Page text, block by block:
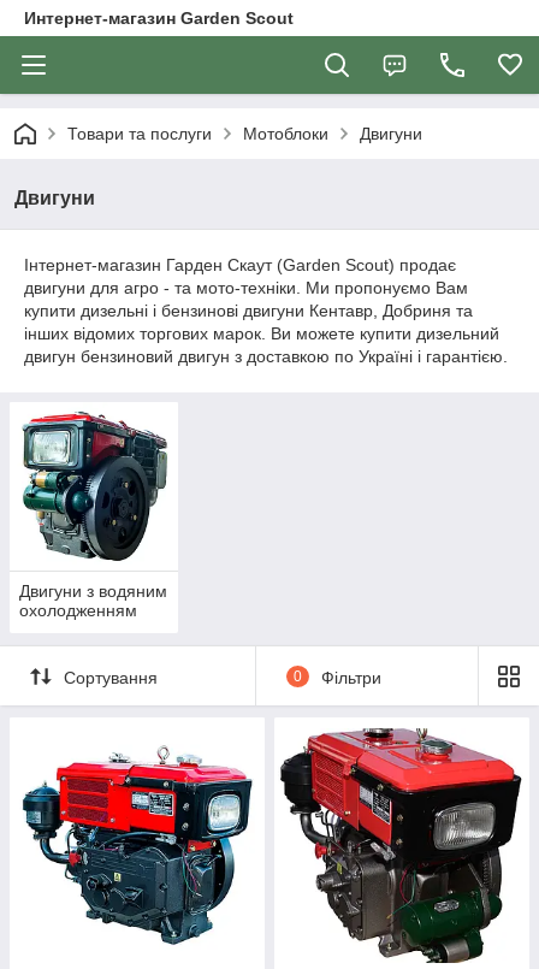
Интернет-магазин Garden Scout
Товари та послуги Мотоблоки Двигуни
Двигуни
Інтернет-магазин Гарден Скаут (Garden Scout) продає
двигуни для агро - та мото-техніки. Ми пропонуємо Вам
купити дизельні і бензинові двигуни Кентавр, Добриня та
інших відомих торгових марок. Ви можете купити дизельний
двигун бензиновий двигун з доставкою по Україні і гарантією.
Двигуни з водяним
охолодженням
Сортування 0 Фільтри